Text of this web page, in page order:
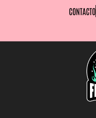
CONTACTO